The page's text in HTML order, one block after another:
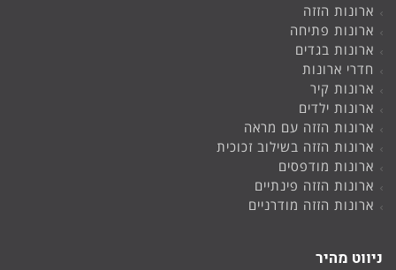
ארונות הזזה
ארונות פתיחה
ארונות בגדים
חדרי ארונות
ארונות קיר
ארונות ילדים
ארונות הזזה עם מראה
ארונות הזזה בשילוב זכוכית
ארונות מודפסים
ארונות הזזה פינתיים
ארונות הזזה מודרניים
ניווט מהיר